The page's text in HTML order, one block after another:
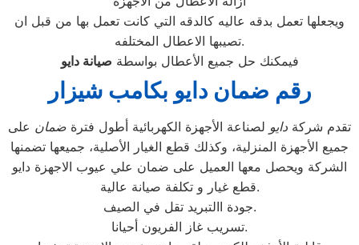
ويجعلها تعمل بدقه عاليه كالدقه التي كانت تعمل بها من قبل ان
تصيبها الاعطال المختلفه.
فيمكنك حل جميع الأعطال بواسطة صيانة دايو
رقم ضمان دايو بكامب شيزار
تقدم شركة دايو لصناعة الأجهزة الكهربائية أطول فترة ضمان على
جميع الأجهزة المنزلية، وكذلك قطع الغيار الأصلية، جميعها تضمنها
الشركة ويحصل معها العميل على ضمان علي عيوب الاجهزة دايو
قطع غيار و تكلفة صيانة عالية.
جودة االتبريد تقل في الصيف.
تسريب غاز الفريون أحيانا.